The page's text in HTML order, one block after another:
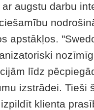
augstu darbu
apstākļos.
līdz
izstrādei. Tieši
klienta